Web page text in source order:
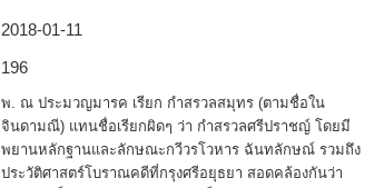
2018-01-11
196
พ. ณ ประมวญมารค เรียก กำสรวลสมุทร (ตามชื่อใน
จินดามณี) แทนชื่อเรียกผิดๆ ว่า กำสรวลศรีปราชญ์ โดยมี
พยานหลักฐานและลักษณะกวีวรโวหาร ฉันทลักษณ์ รวมถึง
ประวัติศาสตร์โบราณคดีที่กรุงศรีอยุธยา สอดคล้องกันว่า